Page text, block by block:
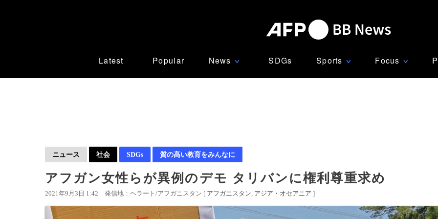
Latest Popular News ∨ SDGs Sports ∨ Focus ∨
ニュース 社会 SDGs 質の高い教育をみんなに
アフガン女性らが異例のデモ タリバンに権利尊重求め
2021年9月3日 1:42 発信地：ヘラート/アフガニスタン [ アフガニスタン アジア・オセアニア ]